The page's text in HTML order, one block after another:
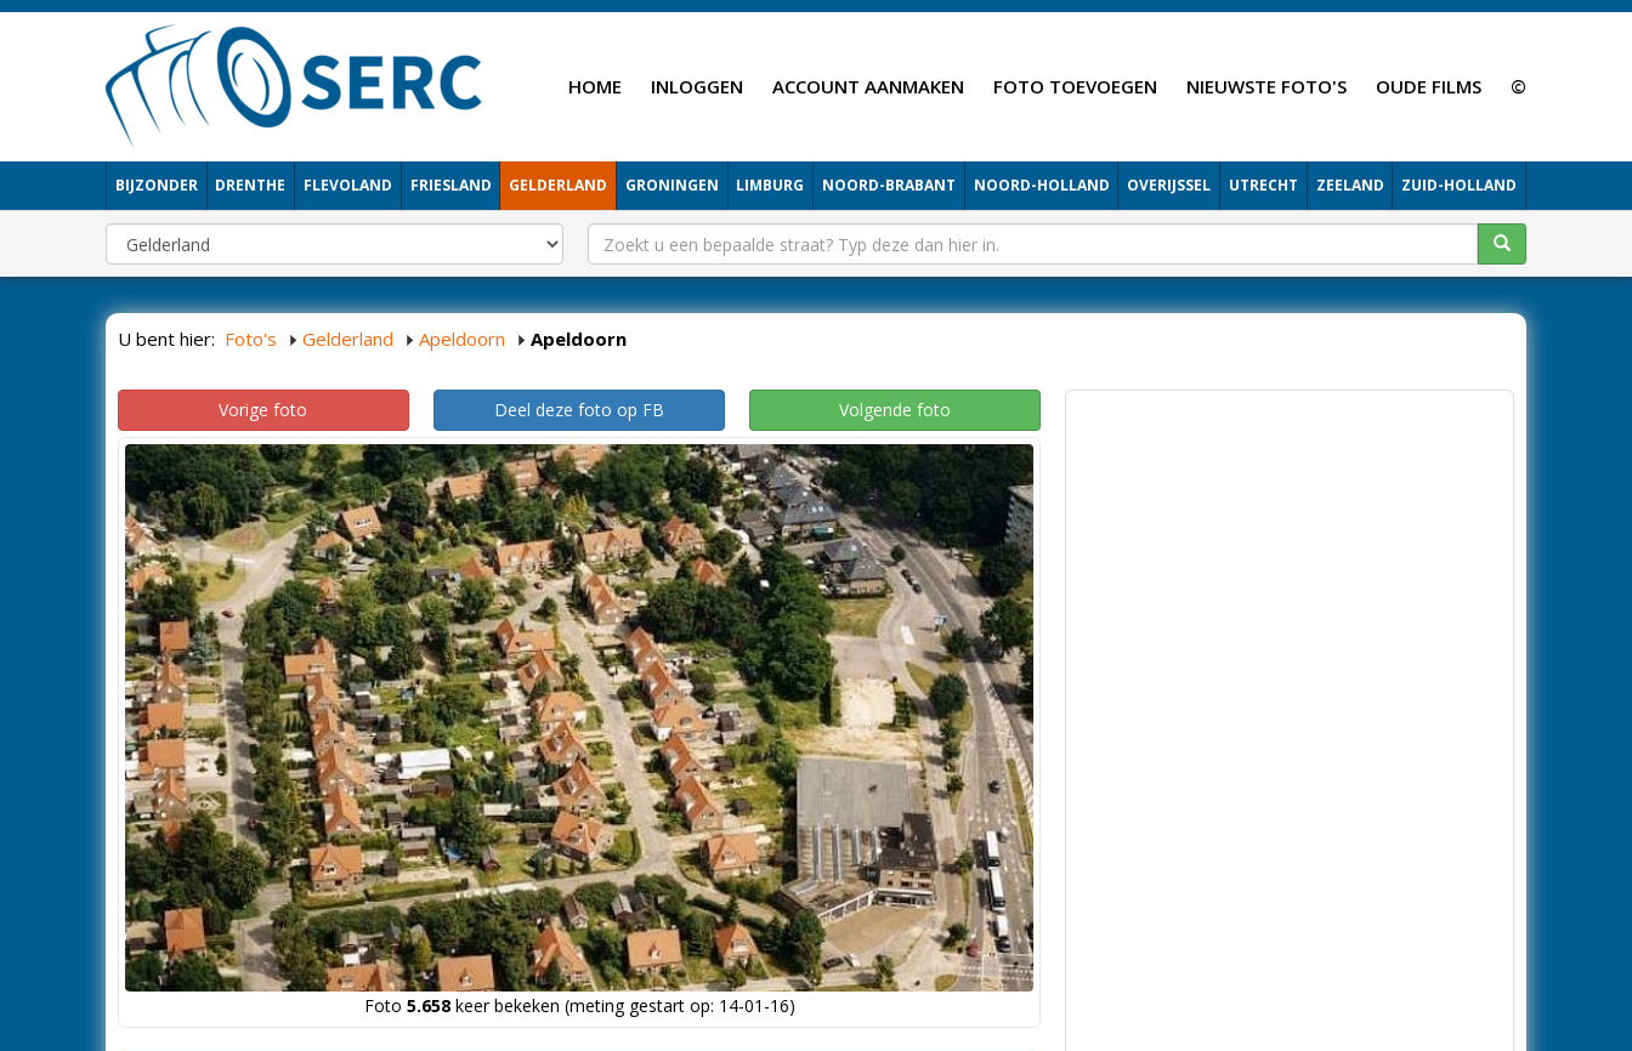
HOME INLOGGEN ACCOUNT AANMAKEN FOTO TOEVOEGEN NIEUWSTE FOTO'S OUDE FILMS ©
BIJZONDER DRENTHE FLEVOLAND FRIESLAND GELDERLAND GRONINGEN LIMBURG NOORD-BRABANT NOORD-HOLLAND OVERIJSSEL UTRECHT ZEELAND ZUID-HOLLAND
U bent hier: Foto's Gelderland Apeldoorn Apeldoorn
Vorige foto Deel deze foto op FB Volgende foto
Foto 5.658keer bekeken (meting gestart op: 14-01-16)